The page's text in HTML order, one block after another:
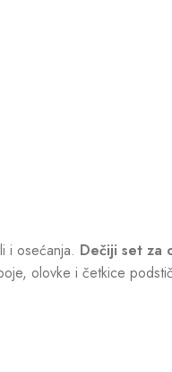
i osećanja. Dečiji set za
olovke i četkice